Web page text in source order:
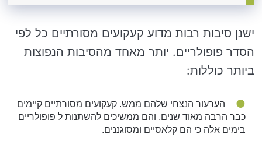
ישנן סיבות רבות מדוע קעקועים מסורתיים כל לפי
הסדר פופולריים. יותר מאחד מהסיבות הנפוצות
ביותר כוללות:
הערעור הנצחי שלהם ממש. קעקועים מסורתיים קיימים
כבר הרבה מאוד שנים, והם ממשיכים להשתנות ל פופולריים
בימים אלה כי הם קלאסיים ומסוגננים.